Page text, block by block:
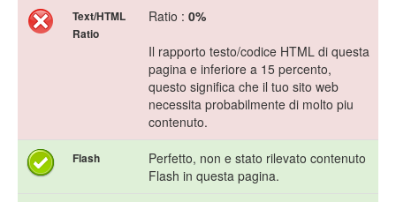
Text/HTML
Ratio
Ratio : 0%
Il rapporto testo/codice HTML di questa
pagina e inferiore a 15 percento,
questo significa che il tuo sito web
necessita probabilmente di molto piu
contenuto.
Flash
Perfetto, non e stato rilevato contenuto
Flash in questa pagina.